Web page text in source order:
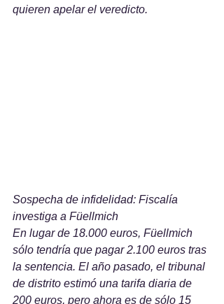
quieren apelar el veredicto.
Sospecha de infidelidad: Fiscalía
investiga a Füellmich
En lugar de 18.000 euros, Füellmich
sólo tendría que pagar 2.100 euros tras
la sentencia. El año pasado, el tribunal
de distrito estimó una tarifa diaria de
200 euros, pero ahora es de sólo 15